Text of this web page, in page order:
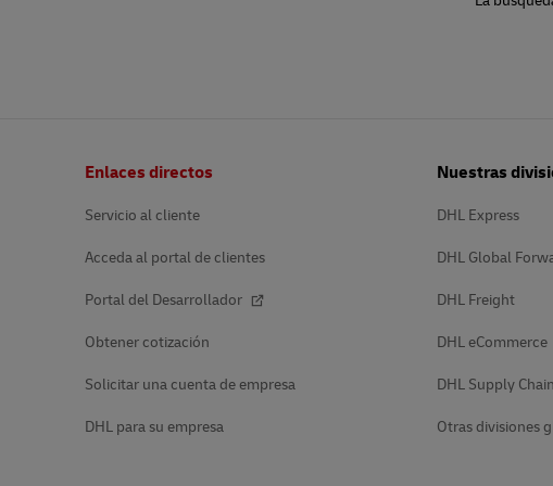
Enlaces directos
Servicio al cliente
Acceda al portal de clientes
Portal del Desarrollador
Obtener cotización
Solicitar una cuenta de empresa
DHL para su empresa
Nuestras
DHL Express
DHL Global
DHL Freight
DHL eCommerce
DHL Supply Chain
Otras divisiones